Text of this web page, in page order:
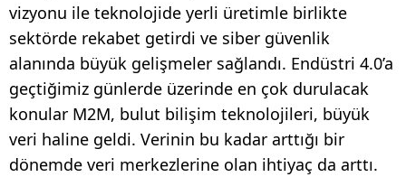
vizyonu ile teknolojide yerli üretimle birlikte
sektörde rekabet getirdi ve siber güvenlik
alanında büyük gelişmeler sağlandı. Endüstri 4.0’a
geçtiğimiz günlerde üzerinde en çok durulacak
konular M2M, bulut bilişim teknolojileri, büyük
veri haline geldi. Verinin bu kadar arttığı bir
dönemde veri merkezlerine olan ihtiyaç da arttı.